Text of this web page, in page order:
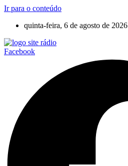
Ir para o conteúdo
quinta-feira, 6 de agosto de 2026
Facebook